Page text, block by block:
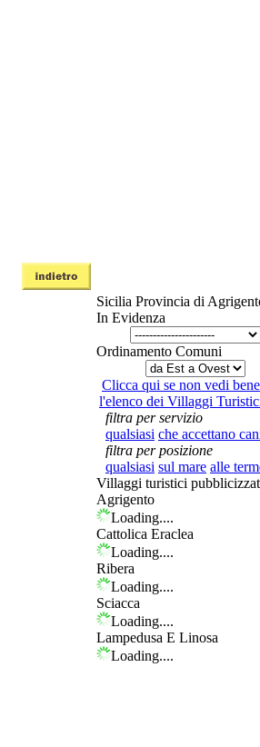
Sicilia Provincia di
In Evidenza
Ordinamento Comuni
Clicca qui se non vedi bene
l'elenco dei Villaggi
filtra per servizio
qualsiasi che accettano
filtra per posizione
qualsiasi sul mare alle
Villaggi turistici
Agrigento
Loading....
Cattolica Eraclea
Loading....
Ribera
Loading....
Sciacca
Loading....
Lampedusa E Linosa
Loading....